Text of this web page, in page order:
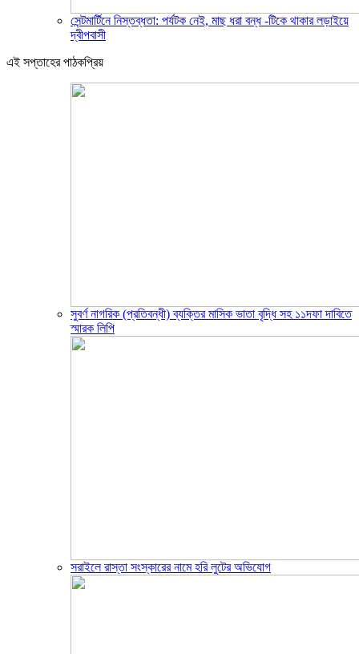
সেন্টমার্টিনে নিস্তব্ধতা: পর্যটক নেই, মাছ ধরা বন্ধ -টিকে থাকার লড়াইয়ে
দ্বীপবাসী
এই সপ্তাহের পাঠকপ্রিয়
সুবর্ণ নাগরিক (প্রতিবন্ধী) ব্যক্তির মাসিক ভাতা বৃদ্ধি সহ ১১দফা দাবিতে
স্মারক লিপি
সরাইলে রাস্তা সংস্কারের নামে হরি লুটের অভিযোগ